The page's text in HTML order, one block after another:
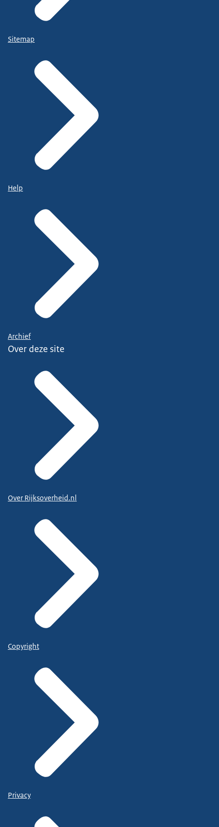
Sitemap
Help
Archief
Over deze site
Over Rijksoverheid.nl
Copyright
Privacy